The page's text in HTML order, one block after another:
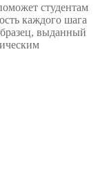
студентам
каждого шага
выданный